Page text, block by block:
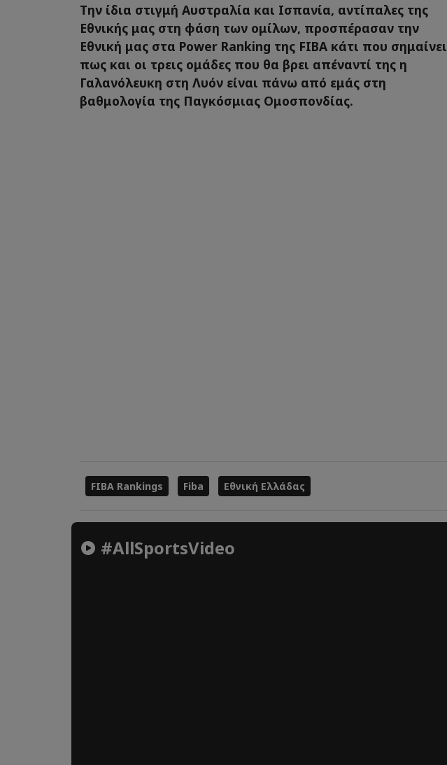
Την ίδια στιγμή Αυστραλία και Ισπανία, αντίπαλες της
Εθνικής μας στη φάση των ομίλων, προσπέρασαν την
Εθνική μας στα Power Ranking της FIBA κάτι που σημαίνει
πως και οι τρεις ομάδες που θα βρει απέναντί της η
Γαλανόλευκη στη Λυόν είναι πάνω από εμάς στη
βαθμολογία της Παγκόσμιας Ομοσπονδίας.
FIBA Rankings Fiba Εθνική Ελλάδας
#AllSportsVideo